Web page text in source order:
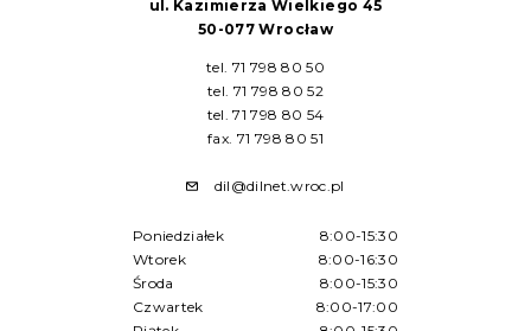
ul. Kazimierza Wielkiego 45
50-077 Wrocław
tel. 71 798 80 50
tel. 71 798 80 52
tel. 71 798 80 54
fax. 71 798 80 51
dil@dilnet.wroc.pl
Poniedziałek
8:00-15:30
Wtorek
8:00-16:30
Środa
8:00-15:30
Czwartek
8:00-17:00